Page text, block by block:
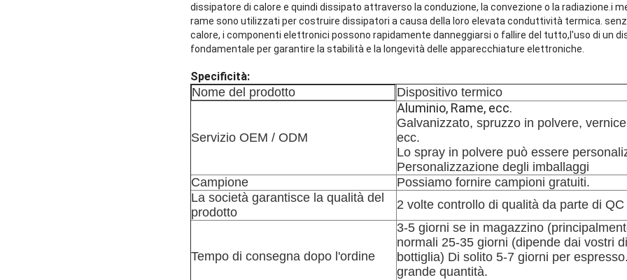
dissipatore di calore e quindi dissipato attraverso la conduzione, la convezione o la radiazione.i
rame sono utilizzati per costruire dissipatori a causa della loro elevata conduttività termica.
calore, i componenti elettronici possono rapidamente danneggiarsi o fallire del tutto,l'uso di un
fondamentale per garantire la stabilità e la longevità delle apparecchiature elettroniche.
Specificità:
Nome del prodotto Dispositivo termico
Servizio OEM / ODM
Aluminio, Rame, ecc.
Galvanizzato, spruzzo in polvere,
ecc.
Lo spray in polvere può essere
Personalizzazione degli imballaggi
Campione
Possiamo fornire campioni gratuiti.
La società garantisce la qualità del
prodotto
2 volte controllo di qualità da parte di
Tempo di consegna dopo l'ordine
3-5 giorni se in magazzino
normali 25-35 giorni (dipende dai vostri
bottiglia) Di solito 5-7 giorni per
grande quantità.